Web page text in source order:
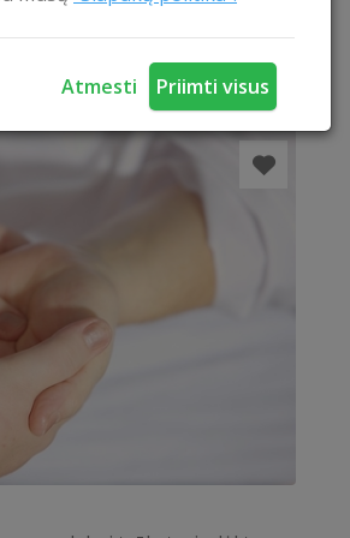
Atmesti Priimti visus
pačiame kaime . Tai puiki
ne tik su mūsų sodyba, bet ir
bei jų kasdieniu gyvenimu. Čia
ir susipažinti...
SKAITYTI